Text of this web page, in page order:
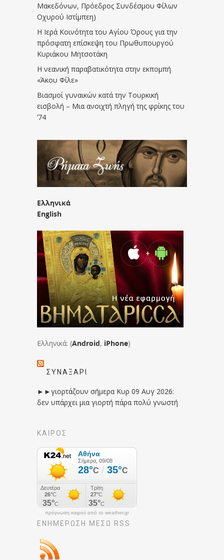
Μακεδόνων, Πρόεδρος Συνδέσμου Φίλων
Οχυρού Ιστίμπεη)
Η Ιερά Κοινότητα του Αγίου Όρους για την
πρόσφατη επίσκεψη του Πρωθυπουργού
Κυριάκου Μητσοτάκη
Η νεανική παραβατικότητα στην εκπομπή
«Άκου Φίλε»
Βιασμοί γυναικών κατά την Τουρκική
εισβολή – Μια ανοιχτή πληγή της φρίκης του
’74
Ελληνικά
English
Ελληνικά: (Android, iPhone)
ΣΥΝΑΞΆΡΙ
►►γιορτάζουν σήμερα Κυρ 09 Αυγ 2026:
δεν υπάρχει μια γιορτή πάρα πολύ γνωστή
ΚΑΙΡΟΣ
πρόγνωση καιρού από το weather.gr
ΕΝΗΜΈΡΩΣΉ ΜΕΣΩ RSS